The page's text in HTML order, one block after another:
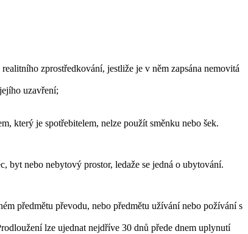
zprostředkování, jestliže je v něm zapsána nemovitá
uzavření;
který je spotřebitelem, nelze použít směnku nebo šek.
byt nebo nebytový prostor, ledaže se jedná o ubytování.
předmětu převodu, nebo předmětu užívání nebo požívání s
lze ujednat nejdříve 30 dnů přede dnem uplynutí